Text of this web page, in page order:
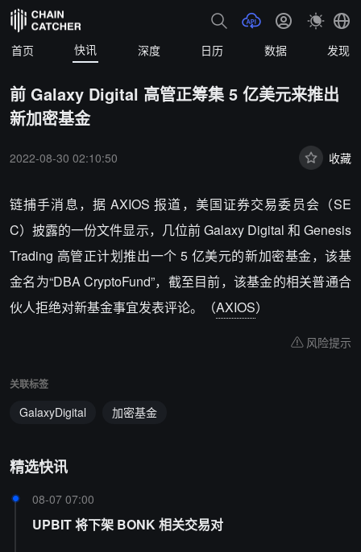
首页 快讯 深度 日历 数据 发现
前 Galaxy Digital 高管正筹集 5 亿美元来推出
新加密基金
2022-08-30 02:10:50 收藏
链捕手消息，据 AXIOS 报道，美国证券交易委员会（SE
C）披露的一份文件显示，几位前 Galaxy Digital 和 Genesis
Trading 高管正计划推出一个 5 亿美元的新加密基金，该基
金名为“DBA CryptoFund”，截至目前，该基金的相关普通合
伙人拒绝对新基金事宜发表评论。（AXIOS）
风险提示
关联标签
GalaxyDigital 加密基金
精选快讯
08-07 07:00
UPBIT 将下架 BONK 相关交易对